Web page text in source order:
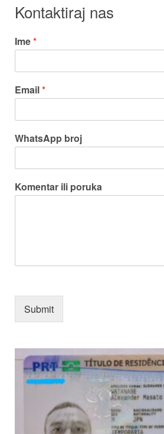
Kontaktiraj nas
Ime*
Email*
WhatsApp broj
Komentar ili poruka
Submit